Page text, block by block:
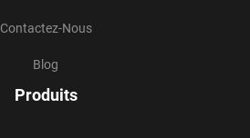
Contactez-Nous
Blog
Produits